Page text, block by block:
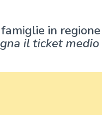
in regione
il ticket